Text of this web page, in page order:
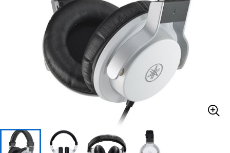
キーボード 電子ピアノ
管楽器 その他楽器
エフェクター
DJ機器 DTM